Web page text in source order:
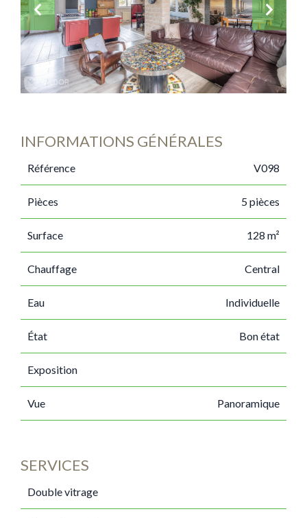
INFORMATIONS GÉNÉRALES
Référence V098
Pièces 5 pièces
Surface 128 m²
Chauffage Central
Eau Individuelle
État Bon état
Exposition
Vue Panoramique
SERVICES
Double vitrage